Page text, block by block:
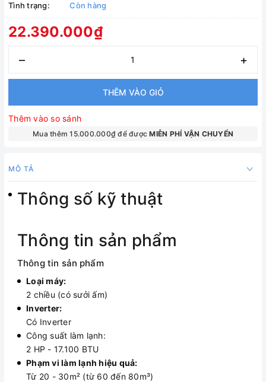
Tình trạng:
Còn hàng
22.390.000₫
– +
THÊM VÀO GIỎ
Thêm vào so sánh
Mua thêm 15.000.000₫ để đượcMIỄN PHÍ VẬN CHUYỂN
MÔ TẢ
Thông số kỹ thuật
Thông tin sản phẩm
Thông tin sản phẩm
Loại máy:
2 chiều (có sưởi ấm)
Inverter:
Có Inverter
Công suất làm lạnh:
2 HP - 17.100 BTU
Phạm vi làm lạnh hiệu quả:
Từ 20 - 30m² (từ 60 đến 80m³)